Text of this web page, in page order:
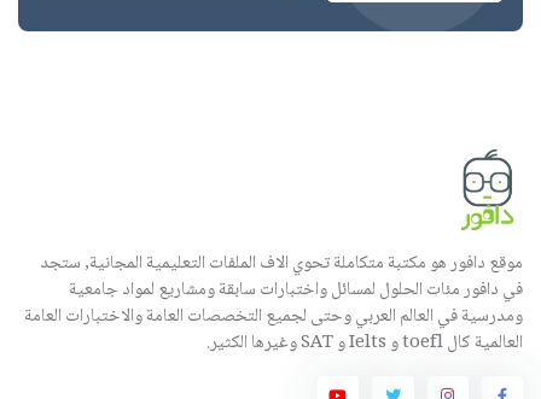
موقع دافور هو مكتبة متكاملة تحوي الاف الملفات التعليمية المجانية, ستجد
في دافور مئات الحلول لمسائل واختبارات سابقة ومشاريع لمواد جامعية
ومدرسية في العالم العربي وحتى لجميع التخصصات العامة والاختبارات العامة
العالمية كال toefl و Ielts و SAT وغيرها الكثير.